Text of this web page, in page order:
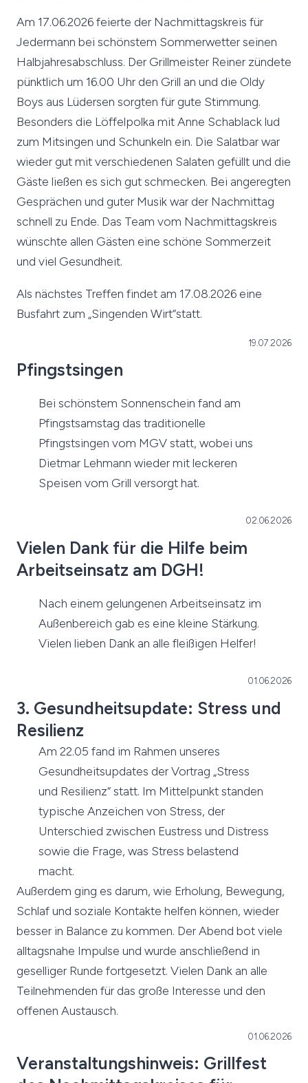
Am 17.06.2026 feierte der Nachmittagskreis für
Jedermann bei schönstem Sommerwetter seinen
Halbjahresabschluss. Der Grillmeister Reiner zündete
pünktlich um 16.00 Uhr den Grill an und die Oldy
Boys aus Lüdersen sorgten für gute Stimmung.
Besonders die Löffelpolka mit Anne Schablack lud
zum Mitsingen und Schunkeln ein. Die Salatbar war
wieder gut mit verschiedenen Salaten gefüllt und die
Gäste ließen es sich gut schmecken. Bei angeregten
Gesprächen und guter Musik war der Nachmittag
schnell zu Ende. Das Team vom Nachmittagskreis
wünschte allen Gästen eine schöne Sommerzeit
und viel Gesundheit.
Als nächstes Treffen findet am 17.08.2026 eine
Busfahrt zum „Singenden Wirt“statt.
19.07.2026
Pfingstsingen
Bei schönstem Sonnenschein fand am
Pfingstsamstag das traditionelle
Pfingstsingen vom MGV statt, wobei uns
Dietmar Lehmann wieder mit leckeren
Speisen vom Grill versorgt hat.
02.06.2026
Vielen Dank für die Hilfe beim
Arbeitseinsatz am DGH!
Nach einem gelungenen Arbeitseinsatz im
Außenbereich gab es eine kleine Stärkung.
Vielen lieben Dank an alle fleißigen Helfer!
01.06.2026
3. Gesundheitsupdate: Stress und
Resilienz
Am 22.05 fand im Rahmen unseres
Gesundheitsupdates der Vortrag „Stress
und Resilienz“ statt. Im Mittelpunkt standen
typische Anzeichen von Stress, der
Unterschied zwischen Eustress und Distress
sowie die Frage, was Stress belastend
macht.
Außerdem ging es darum, wie Erholung, Bewegung,
Schlaf und soziale Kontakte helfen können, wieder
besser in Balance zu kommen. Der Abend bot viele
alltagsnahe Impulse und wurde anschließend in
geselliger Runde fortgesetzt. Vielen Dank an alle
Teilnehmenden für das große Interesse und den
offenen Austausch.
01.06.2026
Veranstaltungshinweis: Grillfest